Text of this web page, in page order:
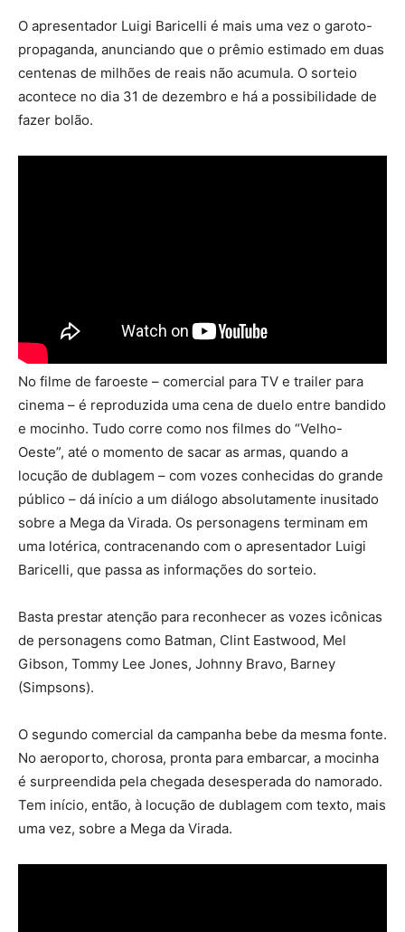
O apresentador Luigi Baricelli é mais uma vez o garoto-
propaganda, anunciando que o prêmio estimado em duas
centenas de milhões de reais não acumula. O sorteio
acontece no dia 31 de dezembro e há a possibilidade de
fazer bolão.
No filme de faroeste – comercial para TV e trailer para
cinema – é reproduzida uma cena de duelo entre bandido
e mocinho. Tudo corre como nos filmes do “Velho-
Oeste”, até o momento de sacar as armas, quando a
locução de dublagem – com vozes conhecidas do grande
público – dá início a um diálogo absolutamente inusitado
sobre a Mega da Virada. Os personagens terminam em
uma lotérica, contracenando com o apresentador Luigi
Baricelli, que passa as informações do sorteio.
Basta prestar atenção para reconhecer as vozes icônicas
de personagens como Batman, Clint Eastwood, Mel
Gibson, Tommy Lee Jones, Johnny Bravo, Barney
(Simpsons).
O segundo comercial da campanha bebe da mesma fonte.
No aeroporto, chorosa, pronta para embarcar, a mocinha
é surpreendida pela chegada desesperada do namorado.
Tem início, então, à locução de dublagem com texto, mais
uma vez, sobre a Mega da Virada.